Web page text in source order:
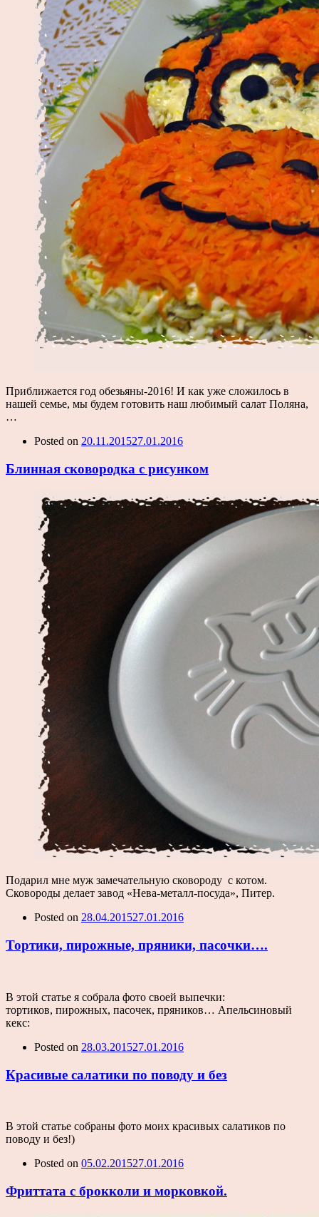
Приближается год обезьяны-2016! И как уже сложилось в
нашей семье, мы будем готовить наш любимый салат Поляна,
…
Posted on 20.11.201527.01.2016
Блинная сковородка с рисунком
Подарил мне муж замечательную сковороду с котом.
Сковороды делает завод «Нева-металл-посуда», Питер.
Posted on 28.04.201527.01.2016
Тортики, пирожные, пряники, пасочки….
В этой статье я собрала фото своей выпечки:
тортиков, пирожных, пасочек, пряников… Апельсиновый
кекс:
Posted on 28.03.201527.01.2016
Красивые салатики по поводу и без
В этой статье собраны фото моих красивых салатиков по
поводу и без!)
Posted on 05.02.201527.01.2016
Фриттата с брокколи и морковкой.